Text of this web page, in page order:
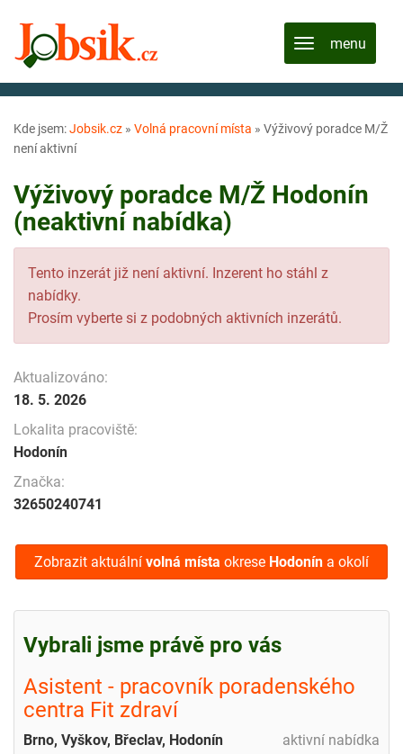
Kde jsem:Jobsik.cz » Volná pracovní místa » Výživový poradce M/Ž
není aktivní
Výživový poradce M/Ž Hodonín
(neaktivní nabídka)
Tento inzerát již není aktivní. Inzerent ho stáhl z
nabídky.
Prosím vyberte si z podobných aktivních inzerátů.
Aktualizováno:
18. 5. 2026
Lokalita pracoviště:
Hodonín
Značka:
32650240741
Zobrazit aktuální volná místa okrese Hodonín a okolí
Vybrali jsme právě pro vás
Asistent - pracovník poradenského
centra Fit zdraví
aktivní nabídka
Brno, Vyškov, Břeclav, Hodonín